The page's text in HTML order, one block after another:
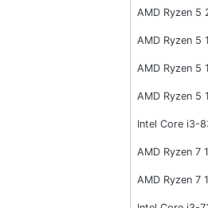
AMD Ryzen 5
AMD Ryzen 5
AMD Ryzen 5
AMD Ryzen 5
Intel Core i3-
AMD Ryzen 7
AMD Ryzen 7